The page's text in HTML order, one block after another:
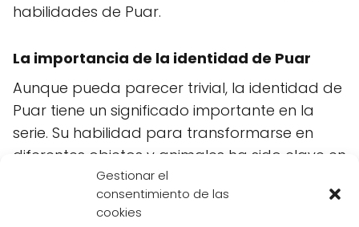
Gestionar el
consentimiento de las
cookies
habilidades de Puar.
La importancia de la identidad de Puar
Aunque pueda parecer trivial, la identidad de
Puar tiene un significado importante en la
serie. Su habilidad para transformarse en
diferentes objetos y animales ha sido clave en
muchas situaciones de peligro, **salvando a
sus amigos en numerosas ocasiones**.